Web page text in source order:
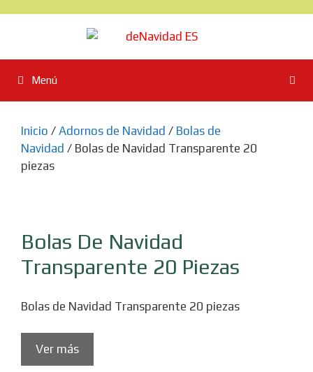
Menú
Inicio / Adornos de Navidad / Bolas de
Navidad / Bolas de Navidad Transparente 20
piezas
Bolas De Navidad
Transparente 20 Piezas
Bolas de Navidad Transparente 20 piezas
Ver más